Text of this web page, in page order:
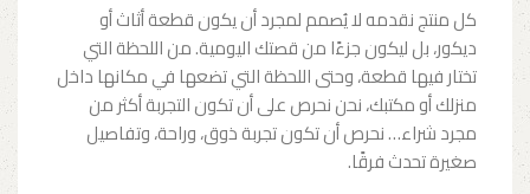
كل منتج نقدمه لا يُصمم لمجرد أن يكون قطعة أثاث أو
ديكور، بل ليكون جزءًا من قصتك اليومية. من اللحظة التي
تختار فيها قطعة، وحتى اللحظة التي تضعها في مكانها داخل
منزلك أو مكتبك، نحن نحرص على أن تكون التجربة أكثر من
مجرد شراء… نحرص أن تكون تجربة ذوق، وراحة، وتفاصيل
صغيرة تحدث فرقًا.